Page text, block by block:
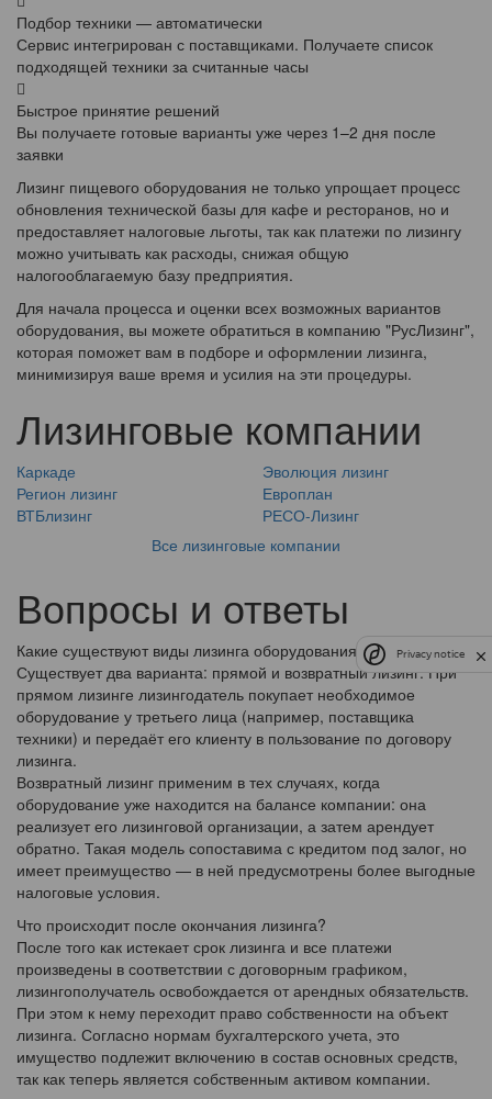
Подбор техники — автоматически
Сервис интегрирован с поставщиками. Получаете список
подходящей техники за считанные часы
Быстрое принятие решений
Вы получаете готовые варианты уже через 1–2 дня после
заявки
Лизинг пищевого оборудования не только упрощает процесс
обновления технической базы для кафе и ресторанов, но и
предоставляет налоговые льготы, так как платежи по лизингу
можно учитывать как расходы, снижая общую
налогооблагаемую базу предприятия.
Для начала процесса и оценки всех возможных вариантов
оборудования, вы можете обратиться в компанию "РусЛизинг",
которая поможет вам в подборе и оформлении лизинга,
минимизируя ваше время и усилия на эти процедуры.
Лизинговые компании
Каркаде
Эволюция лизинг
Регион лизинг
Европлан
ВТБлизинг
РЕСО-Лизинг
Все лизинговые компании
Вопросы и ответы
Какие существуют виды лизинга оборудования?
Существует два варианта: прямой и возвратный лизинг. При
прямом лизинге лизингодатель покупает необходимое
оборудование у третьего лица (например, поставщика
техники) и передаёт его клиенту в пользование по договору
лизинга.
Возвратный лизинг применим в тех случаях, когда
оборудование уже находится на балансе компании: она
реализует его лизинговой организации, а затем арендует
обратно. Такая модель сопоставима с кредитом под залог, но
имеет преимущество — в ней предусмотрены более выгодные
налоговые условия.
Что происходит после окончания лизинга?
После того как истекает срок лизинга и все платежи
произведены в соответствии с договорным графиком,
лизингополучатель освобождается от арендных обязательств.
При этом к нему переходит право собственности на объект
лизинга. Согласно нормам бухгалтерского учета, это
имущество подлежит включению в состав основных средств,
так как теперь является собственным активом компании.
Privacy notice